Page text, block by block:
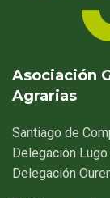
Asociación
Agrarias
Santiago de
Delegación Lugo
Delegación